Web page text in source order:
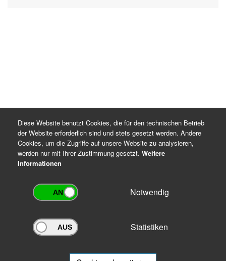
Archivportal Thüringen
Ihnen beratend zur Seite.
Diese Website benutzt Cookies, die für den technischen Betrieb
der Website erforderlich sind und stets gesetzt werden. Andere
Cookies, um die Zugriffe auf unsere Website zu analysieren,
werden nur mit Ihrer Zustimmung gesetzt. Weitere
Informationen
Notwendig
Statistiken